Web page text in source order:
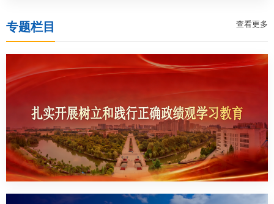
专题栏目 查看更多